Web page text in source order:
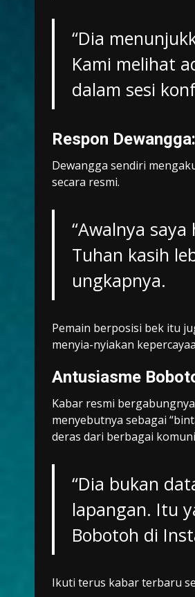
“Dia
Kami melihat
dalam sesi
Respon
Dewangga sendiri
secara resmi.
“Awalnya
Tuhan kasih
ungkapnya.
Pemain berposisi bek itu
menyia-nyiakan
Antusiasme
Kabar resmi
menyebutnya sebagai
deras dari berbagai
“Dia bukan
lapangan. Itu
Bobotoh di
Ikuti terus kabar terbaru